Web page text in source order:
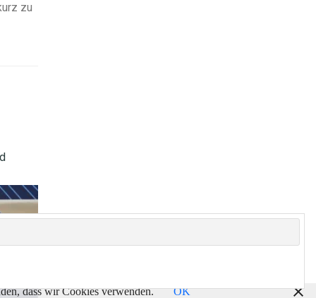
zu
dass wir Cookies verwenden. OK